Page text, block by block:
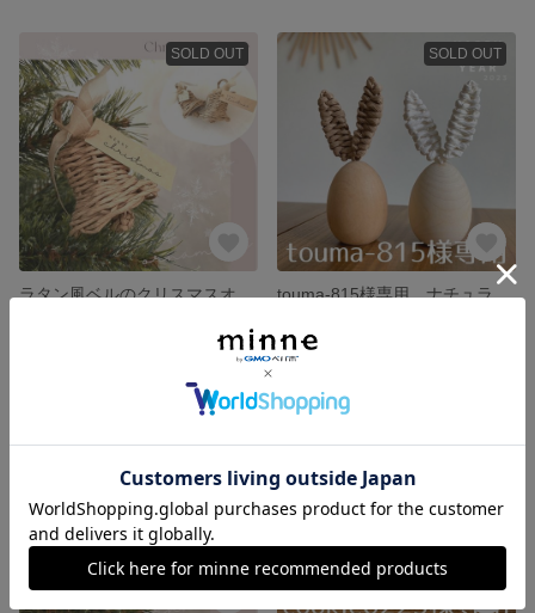
SOLD OUT
ラタン風ベルのクリスマスオーナメント【人気♡再販】
SOLD OUT
touma-815様専用 ナチュラルな2色うさぎのお正月飾り2023
SOLD OUT